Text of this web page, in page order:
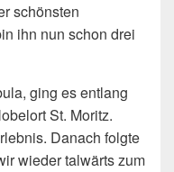
schönsten
ihn nun schon drei
ging es entlang
St. Moritz.
Danach folgte
wieder talwärts zum